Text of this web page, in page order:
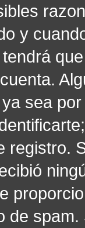
y
sea
registro.
de